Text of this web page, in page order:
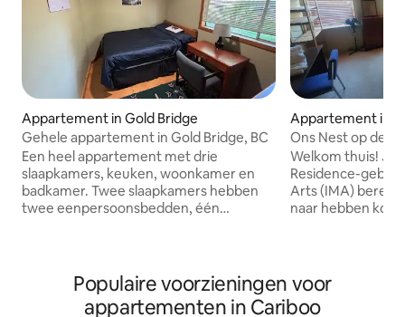
Appartement in Gold Bridge
Gehele appartement in Gold Bridge, BC
Een heel appartement met drie
slaapkamers, keuken, woonkamer en
badkamer. Twee slaapkamers hebben
twee eenpersoonsbedden, één
koelkast, gootsteen, bestek en potten
en pannen. Woonkamer: comfortabele
stoelen, een piano en eetkamertafel.
Appartement in
Ons Nest op de
beste!
Welkom thuis!
Residence-
Arts (IMA)
naar hebben
bezoekende
kunstenaars in
organiseren.
Populaire voorzieningen voor
appartementen in Cariboo